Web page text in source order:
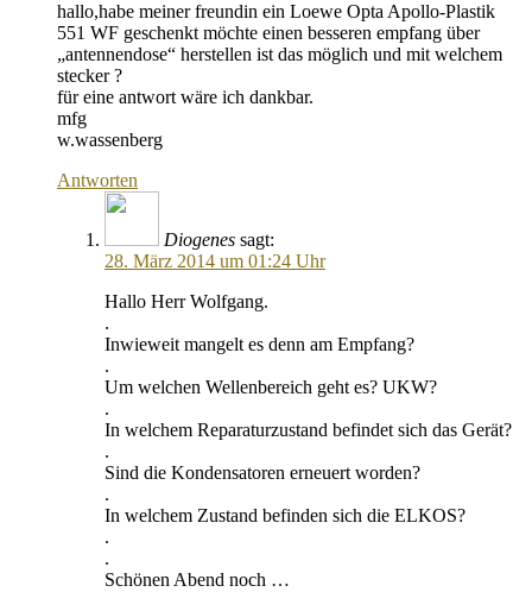
hallo,habe meiner freundin ein Loewe Opta Apollo-Plastik
551 WF geschenkt möchte einen besseren empfang über
„antennendose“ herstellen ist das möglich und mit welchem
stecker ?
für eine antwort wäre ich dankbar.
mfg
w.wassenberg
Antworten
Diogenes sagt:
28. März 2014 um 01:24 Uhr
Hallo Herr Wolfgang.
.
Inwieweit mangelt es denn am Empfang?
.
Um welchen Wellenbereich geht es? UKW?
.
In welchem Reparaturzustand befindet sich das Gerät?
.
Sind die Kondensatoren erneuert worden?
.
In welchem Zustand befinden sich die ELKOS?
.
.
Schönen Abend noch …